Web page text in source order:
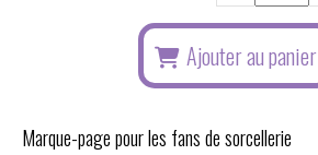
Ajouter au panier
Marque-page pour les fans de sorcellerie